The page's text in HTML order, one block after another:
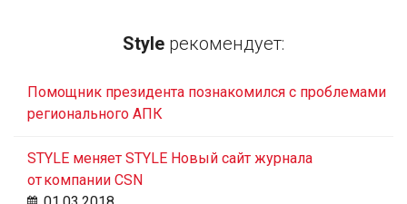
Style рекомендует:
Помощник президента познакомился с проблемами
регионального АПК
STYLE меняет STYLE Новый сайт журнала
от компании CSN